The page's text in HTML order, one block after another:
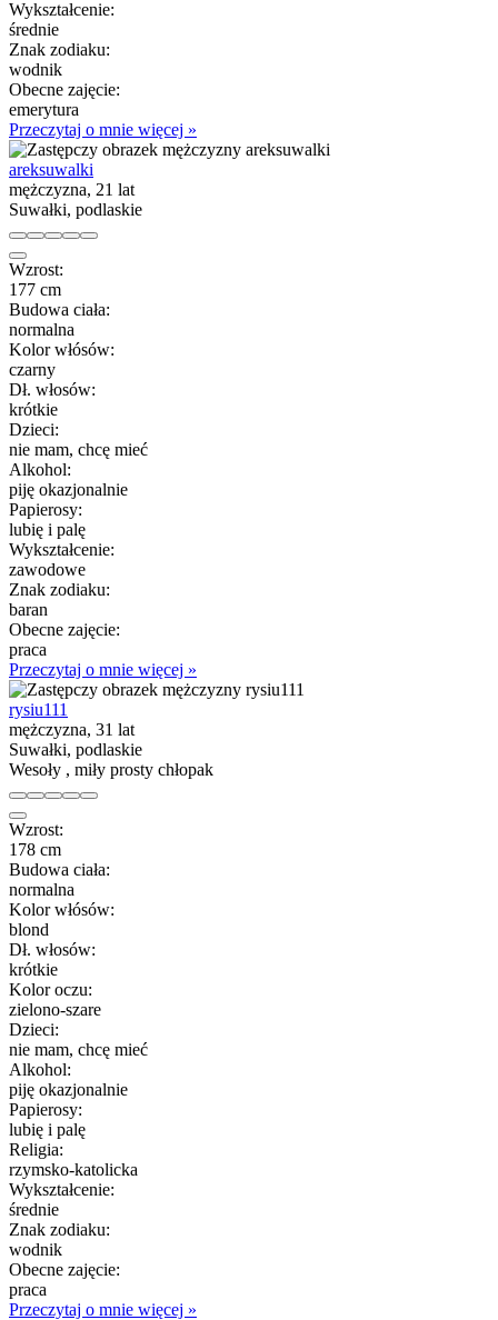
Wykształcenie:
średnie
Znak zodiaku:
wodnik
Obecne zajęcie:
emerytura
Przeczytaj o mnie więcej »
areksuwalki
mężczyzna, 21 lat
Suwałki, podlaskie
Wzrost:
177 cm
Budowa ciała:
normalna
Kolor włósów:
czarny
Dł. włosów:
krótkie
Dzieci:
nie mam, chcę mieć
Alkohol:
piję okazjonalnie
Papierosy:
lubię i palę
Wykształcenie:
zawodowe
Znak zodiaku:
baran
Obecne zajęcie:
praca
Przeczytaj o mnie więcej »
rysiu111
mężczyzna, 31 lat
Suwałki, podlaskie
Wesoły , miły prosty chłopak
Wzrost:
178 cm
Budowa ciała:
normalna
Kolor włósów:
blond
Dł. włosów:
krótkie
Kolor oczu:
zielono-szare
Dzieci:
nie mam, chcę mieć
Alkohol:
piję okazjonalnie
Papierosy:
lubię i palę
Religia:
rzymsko-katolicka
Wykształcenie:
średnie
Znak zodiaku:
wodnik
Obecne zajęcie:
praca
Przeczytaj o mnie więcej »